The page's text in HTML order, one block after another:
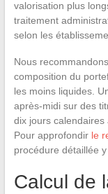
valorisation plus
traitement
selon les
Nous
composition du
les moins liquides.
après-midi sur des
dix jours calendaires
Pour approfondir le
procédure détaillée
Calcul de